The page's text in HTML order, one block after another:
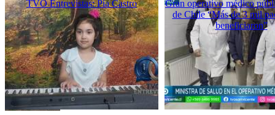
TVO Entrevistas: Pía Castro
Gran operativo médico
de Chile “Más de 3 mil
beneficiaron”